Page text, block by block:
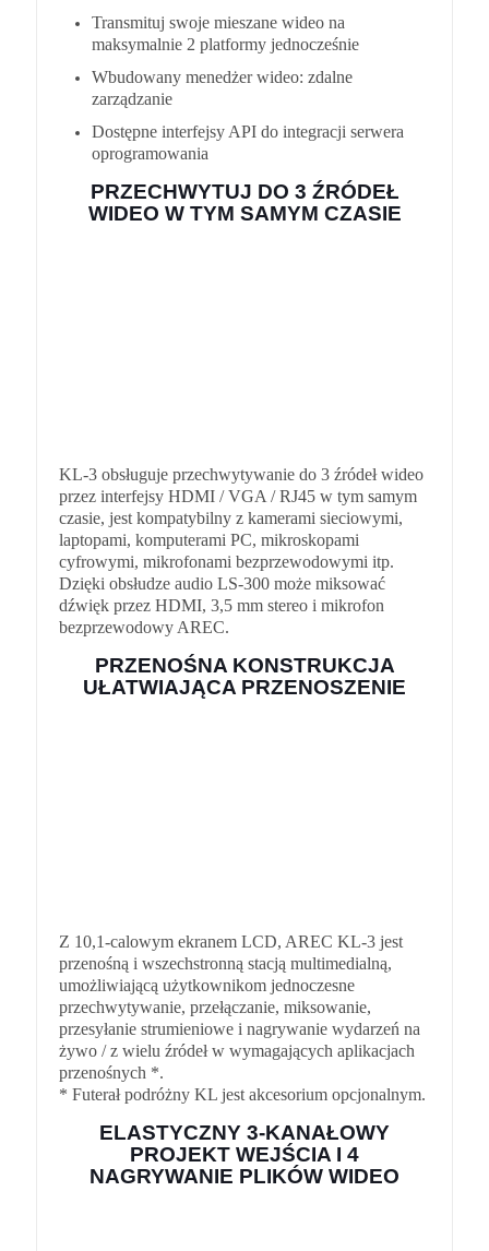
Transmituj swoje mieszane wideo na
maksymalnie 2 platformy jednocześnie
Wbudowany menedżer wideo: zdalne
zarządzanie
Dostępne interfejsy API do integracji serwera
oprogramowania
PRZECHWYTUJ DO 3 ŹRÓDEŁ
WIDEO W TYM SAMYM CZASIE
KL-3 obsługuje przechwytywanie do 3 źródeł wideo
przez interfejsy HDMI / VGA / RJ45 w tym samym
czasie, jest kompatybilny z kamerami sieciowymi,
laptopami, komputerami PC, mikroskopami
cyfrowymi, mikrofonami bezprzewodowymi itp.
Dzięki obsłudze audio LS-300 może miksować
dźwięk przez HDMI, 3,5 mm stereo i mikrofon
bezprzewodowy AREC.
PRZENOŚNA KONSTRUKCJA
UŁATWIAJĄCA PRZENOSZENIE
Z 10,1-calowym ekranem LCD, AREC KL-3 jest
przenośną i wszechstronną stacją multimedialną,
umożliwiającą użytkownikom jednoczesne
przechwytywanie, przełączanie, miksowanie,
przesyłanie strumieniowe i nagrywanie wydarzeń na
żywo / z wielu źródeł w wymagających aplikacjach
przenośnych *.
* Futerał podróżny KL jest akcesorium opcjonalnym.
ELASTYCZNY 3-KANAŁOWY
PROJEKT WEJŚCIA I 4
NAGRYWANIE PLIKÓW WIDEO